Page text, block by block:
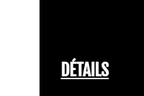
d'un
DÉTAILS